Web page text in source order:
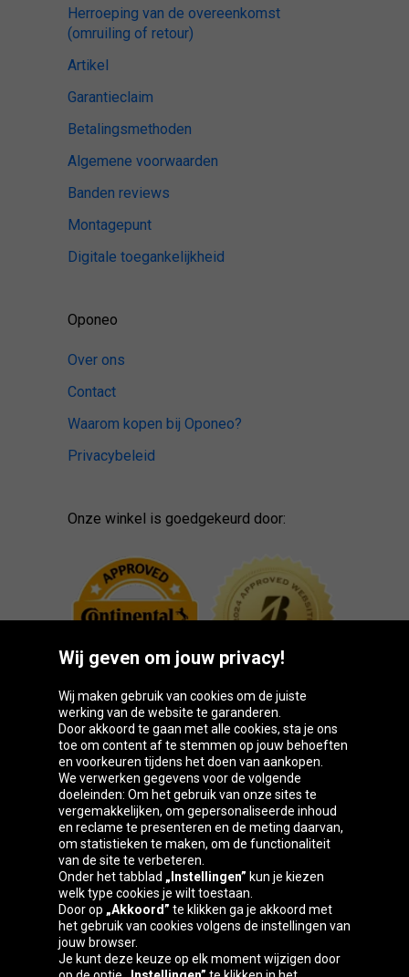
Herroeping van de overeenkomst
(omruiling of retour)
Artikel
Garantieclaim
Betalingsmethoden
Algemene voorwaarden
Banden reviews
Montagepunt
Digitale toegankelijkheid
Oponeo
Over ons
Contact
Waarom kopen bij Oponeo?
Privacybeleid
Onze winkel is goedgekeurd door:
Oponeo-groep
Belgique
Česká
republika
Deutschland Éire
España France Italia Magyarország
Wij geven om jouw privacy!
Wij maken gebruik van cookies om de juiste
werking van de website te garanderen.
Door akkoord te gaan met alle cookies, sta je ons
toe om content af te stemmen op jouw behoeften
en voorkeuren tijdens het doen van aankopen.
We verwerken gegevens voor de volgende
doeleinden: Om het gebruik van onze sites te
vergemakkelijken, om gepersonaliseerde inhoud
en reclame te presenteren en de meting daarvan,
om statistieken te maken, om de functionaliteit
van de site te verbeteren.
Onder het tabblad „Instellingen” kun je kiezen
welk type cookies je wilt toestaan.
Door op „Akkoord” te klikken ga je akkoord met
het gebruik van cookies volgens de instellingen van
jouw browser.
Je kunt deze keuze op elk moment wijzigen door